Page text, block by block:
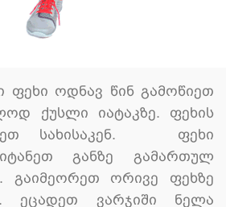
ოდნავ წინ გამოწიეთ
ქუსლი იატაკზე. ფეხის
სახისაკენ. ფეხი
განზე გამართულ
გაიმეორეთ ორივე ფეხზე
ეცადეთ ვარჯიში ნელა